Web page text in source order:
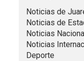
Noticias de
Noticias de
Noticias
Noticias
Deporte